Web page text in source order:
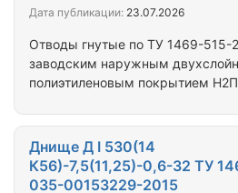
Отводы гнутые по ТУ 1469-515-
заводским наружным
полиэтиленовым покрытием
гнутый 23-159(8 К48)-2,2-0,76-
УХЛ-09Г2С Отвод гнутый ОГ 20-
0,76-5DN-750/750-УХЛ-09Г2С
Дата публикации: 23.07.2026
Днище Д I 530(14
К56)-7,5(11,25)-0,6-32 ТУ
035-00153229-2015